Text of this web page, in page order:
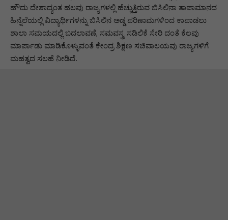
ಹೌದು ದೇಶಾದ್ಯಂತ ಹಲವು ರಾಜ್ಯಗಳಲ್ಲಿ ಹೆಚ್ಚುತ್ತಿರುವ ಬಿಸಿಲಿನಾ ತಾಪಾಮಾನದ
ಹಿನ್ನೆಲೆಯಲ್ಲಿ ವಿದ್ಯಾರ್ಥಿಗಳನ್ನು ಬಿಸಿಲಿನ ಅಡ್ಡ ಪರಿಣಾಮಗಳಿಂದ ಕಾಪಾಡಲು
ಶಾಲಾ ಸಮಯದಲ್ಲಿ ಬದಲಾವಣೆ, ಸಮವಸ್ತ್ರ ಸಡಿಲಿಕೆ ಸೇರಿ ದಂತೆ ಕೆಲವು
ಮಾರ್ಪಾಡು ಮಾಡಿಕೊಳ್ಳುವಂತೆ ಕೇಂದ್ರ ಶಿಕ್ಷಣ ಸಚಿವಾಲಯವು ರಾಜ್ಯಗಳಿಗೆ
ಮಹತ್ವದ ಸಲಹೆ ನೀಡಿದೆ.